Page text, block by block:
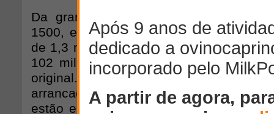
Da grande floresta encontrada pelos
1500, e que cobria 15% do território
de 1,3 milhão de quilômetros
102 mil quilômetros quadrados, ou
original. Assim como a Mata
arrancada da paisagem, outros biomas
estão em risco pelo avanço da